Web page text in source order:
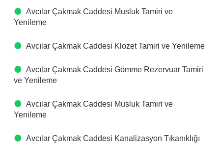
Avcılar Çakmak Caddesi Musluk Tamiri ve
Yenileme
Avcılar Çakmak Caddesi Klozet Tamiri ve Yenileme
Avcılar Çakmak Caddesi Gömme Rezervuar Tamiri
ve Yenileme
Avcılar Çakmak Caddesi Musluk Tamiri ve
Yenileme
Avcılar Çakmak Caddesi Kanalizasyon Tıkanıklığı